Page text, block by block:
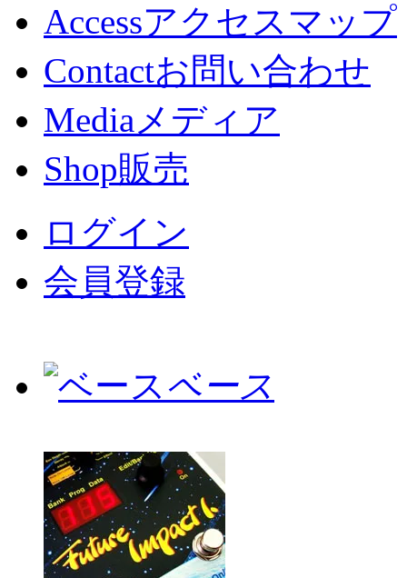
Accessアクセスマップ
Contactお問い合わせ
Mediaメディア
Shop販売
ログイン
会員登録
ベース